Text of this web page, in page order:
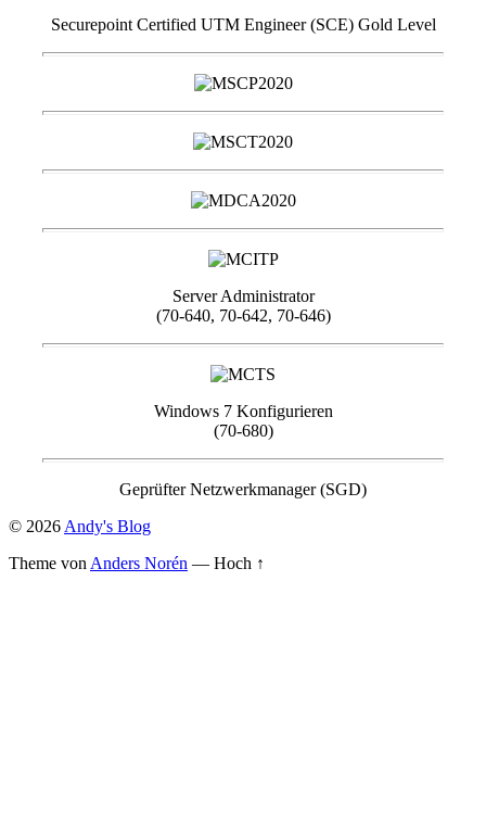
Securepoint Certified UTM Engineer (SCE) Gold Level
Server Administrator
(70-640, 70-642, 70-646)
Windows 7 Konfigurieren
(70-680)
Geprüfter Netzwerkmanager (SGD)
© 2026 Andy's Blog
Theme von Anders Norén — Hoch ↑